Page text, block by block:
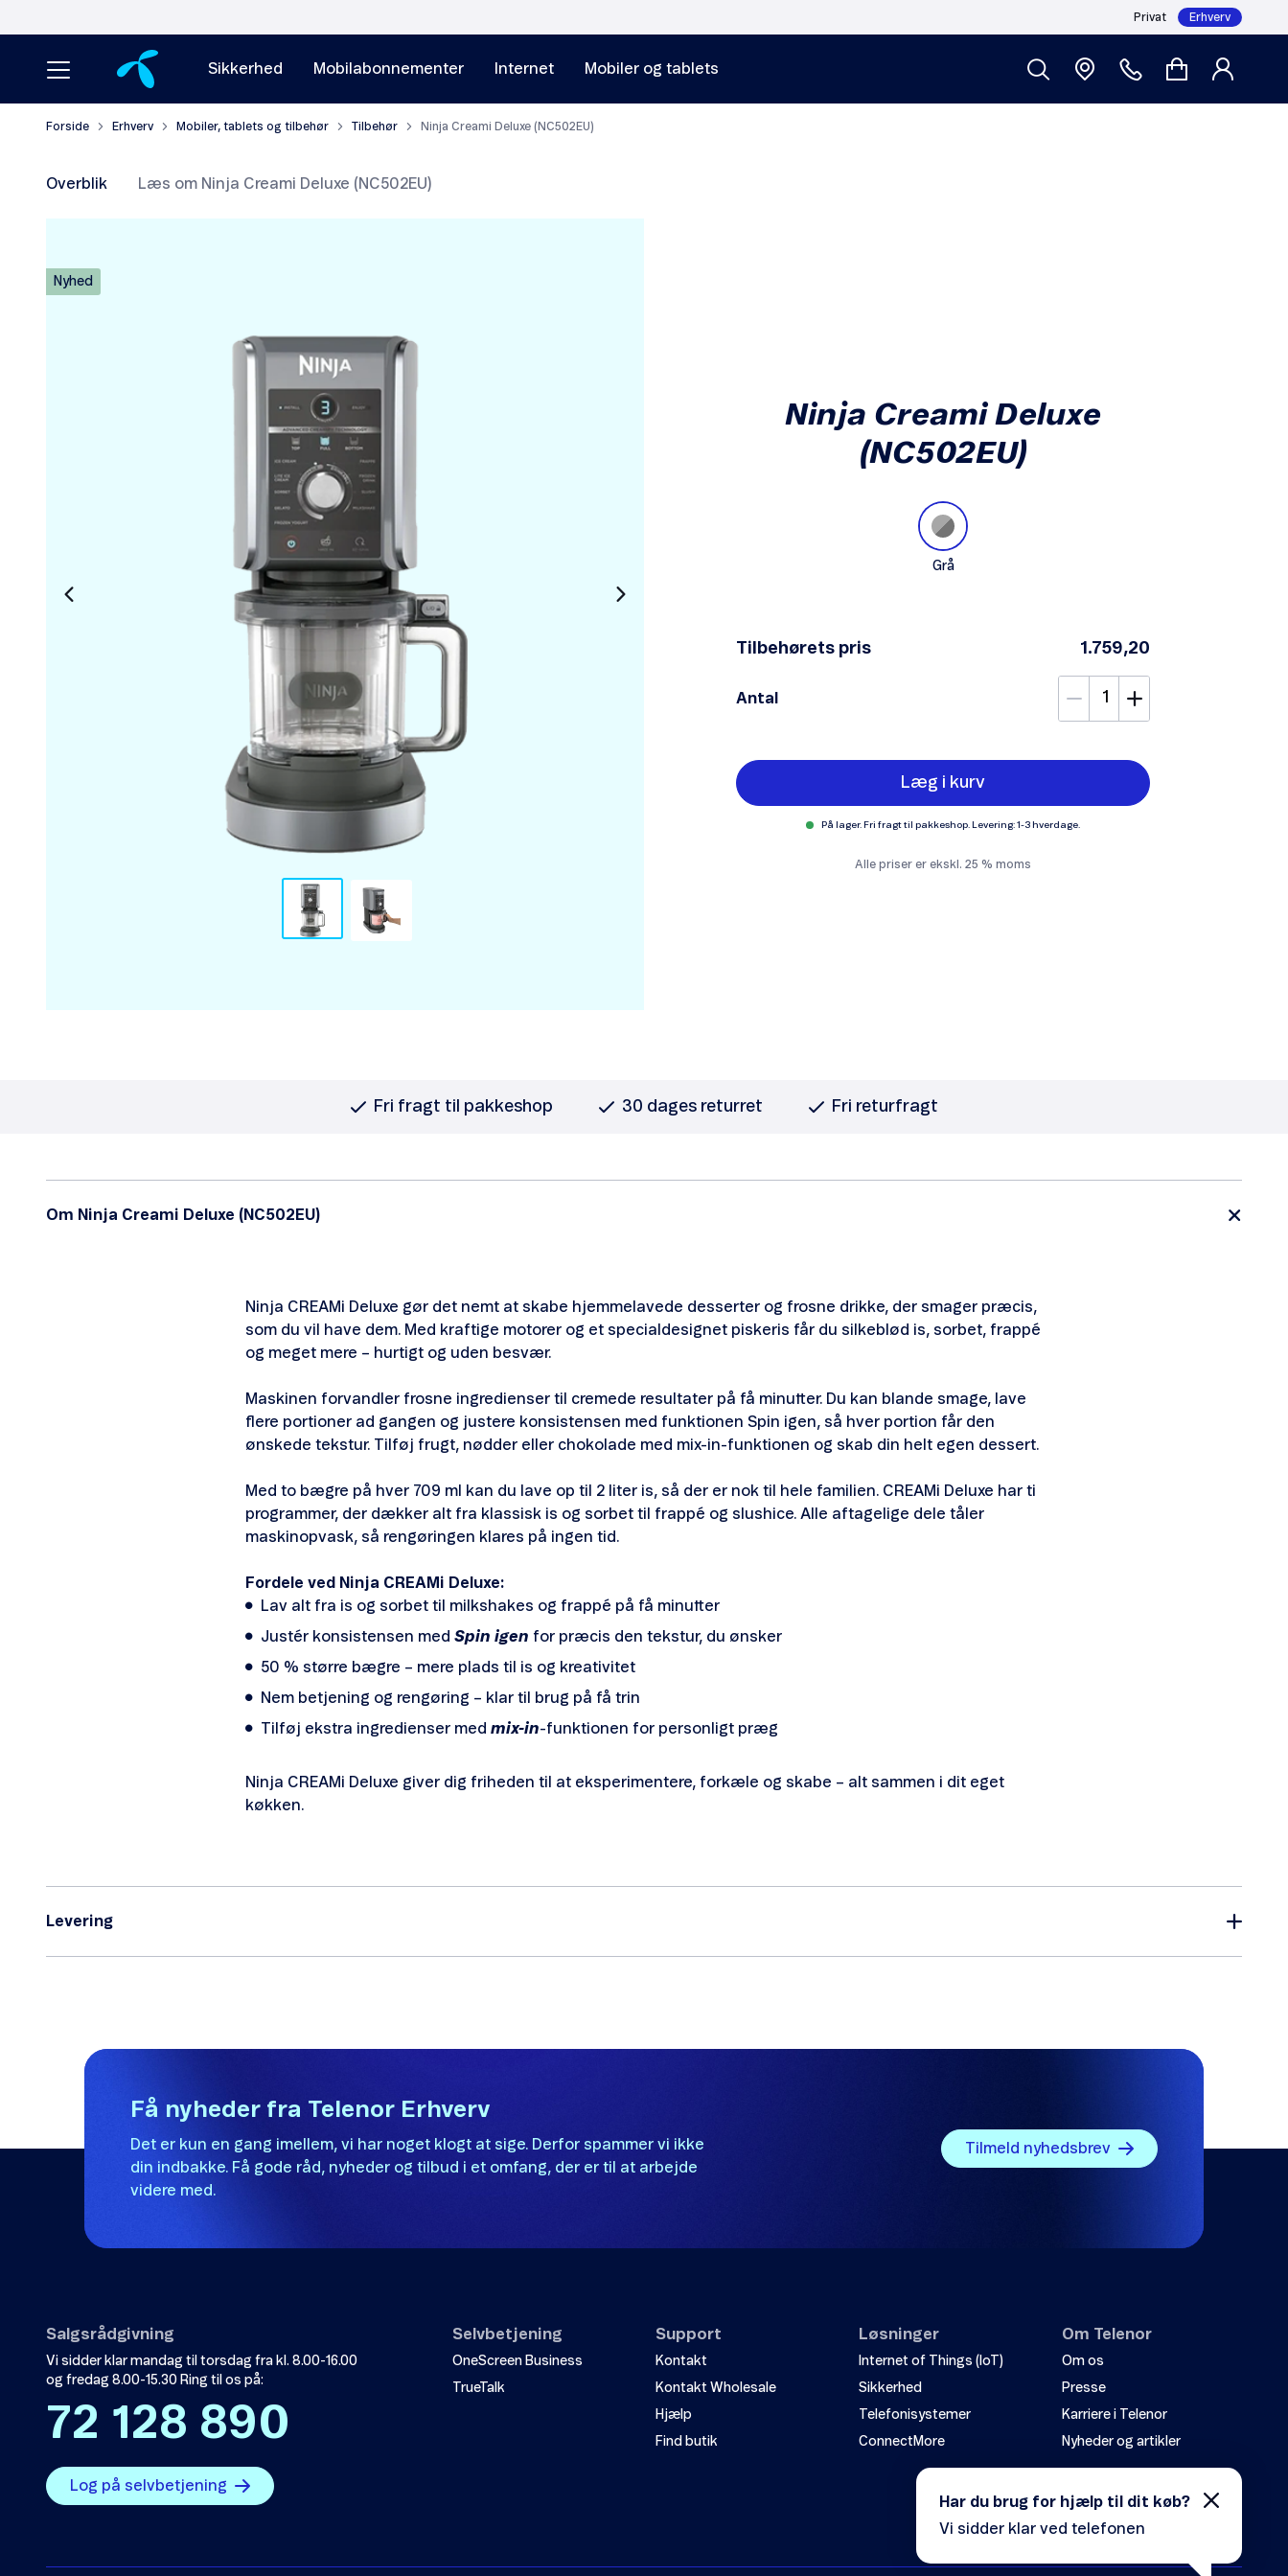
Privat Erhverv
Sikkerhed Mobilabonnementer Internet Mobiler og tablets
Forside Erhverv Mobiler, tablets og tilbehør Tilbehør Ninja Creami Deluxe (NC502EU)
Overblik Læs om Ninja Creami Deluxe (NC502EU)
Nyhed
Ninja Creami Deluxe
(NC502EU)
Grå
Tilbehørets pris 1.759,20
Antal
Læg i kurv
På lager. Fri fragt til pakkeshop. Levering: 1-3 hverdage.
Alle priser er ekskl. 25 % moms
Fri fragt til pakkeshop 30 dages returret Fri returfragt
Om Ninja Creami Deluxe (NC502EU)
Ninja CREAMi Deluxe gør det nemt at skabe hjemmelavede desserter og frosne drikke, der smager præcis,
som du vil have dem. Med kraftige motorer og et specialdesignet piskeris får du silkeblød is, sorbet, frappé
og meget mere – hurtigt og uden besvær.
Maskinen forvandler frosne ingredienser til cremede resultater på få minutter. Du kan blande smage, lave
flere portioner ad gangen og justere konsistensen med funktionen Spin igen, så hver portion får den
ønskede tekstur. Tilføj frugt, nødder eller chokolade med mix-in-funktionen og skab din helt egen dessert.
Med to bægre på hver 709 ml kan du lave op til 2 liter is, så der er nok til hele familien. CREAMi Deluxe har ti
programmer, der dækker alt fra klassisk is og sorbet til frappé og slushice. Alle aftagelige dele tåler
maskinopvask, så rengøringen klares på ingen tid.
Fordele ved Ninja CREAMi Deluxe:
Lav alt fra is og sorbet til milkshakes og frappé på få minutter
Justér konsistensen med Spin igen for præcis den tekstur, du ønsker
50 % større bægre – mere plads til is og kreativitet
Nem betjening og rengøring – klar til brug på få trin
Tilføj ekstra ingredienser med mix-in-funktionen for personligt præg
Ninja CREAMi Deluxe giver dig friheden til at eksperimentere, forkæle og skabe – alt sammen i dit eget
køkken.
Levering
Få nyheder fra Telenor Erhverv
Det er kun en gang imellem, vi har noget klogt at sige. Derfor spammer vi ikke
din indbakke. Få gode råd, nyheder og tilbud i et omfang, der er til at arbejde
videre med.
Tilmeld nyhedsbrev
Salgsrådgivning
Vi sidder klar mandag til torsdag fra kl. 8.00-16.00
og fredag 8.00-15.30 Ring til os på:
72 128 890
Log på selvbetjening
Selvbetjening
OneScreen Business
TrueTalk
Support
Kontakt
Kontakt Wholesale
Hjælp
Find butik
Løsninger
Internet of Things (IoT)
Sikkerhed
Telefonisystemer
ConnectMore
Om Telenor
Om os
Presse
Karriere i Telenor
Nyheder og artikler